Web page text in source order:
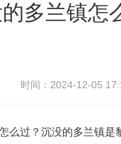
多兰镇怎
时间： 2024-12-05
过？沉没的多兰镇是